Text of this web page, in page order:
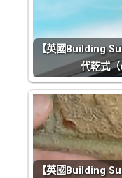
【英國Building
代乾式
【英國Building